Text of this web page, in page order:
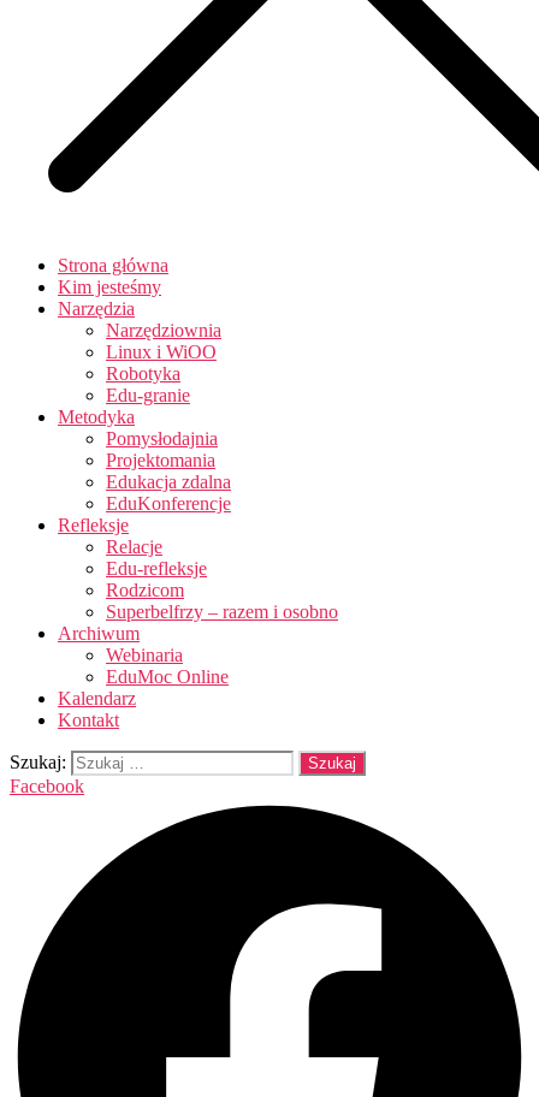
Strona główna
Kim jesteśmy
Narzędzia
Narzędziownia
Linux i WiOO
Robotyka
Edu-granie
Metodyka
Pomysłodajnia
Projektomania
Edukacja zdalna
EduKonferencje
Refleksje
Relacje
Edu-refleksje
Rodzicom
Superbelfrzy – razem i osobno
Archiwum
Webinaria
EduMoc Online
Kalendarz
Kontakt
Szukaj:
Facebook